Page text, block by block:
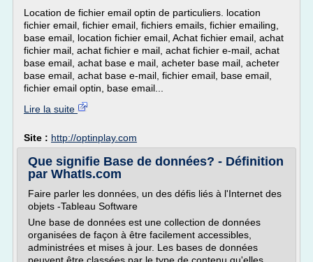
Location de fichier email optin de particuliers. location
fichier email, fichier email, fichiers emails, fichier emailing,
base email, location fichier email, Achat fichier email, achat
fichier mail, achat fichier e mail, achat fichier e-mail, achat
base email, achat base e mail, acheter base mail, acheter
base email, achat base e-mail, fichier email, base email,
fichier email optin, base email...
Lire la suite
Site : http://optinplay.com
Que signifie Base de données? - Définition
par WhatIs.com
Faire parler les données, un des défis liés à l'Internet des
objets -Tableau Software
Une base de données est une collection de données
organisées de façon à être facilement accessibles,
administrées et mises à jour. Les bases de données